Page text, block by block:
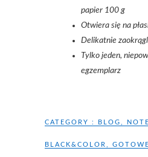
papier 100 g
Otwiera się na
Delikatnie
Tylko jeden,
egzemplarz
CATEGORY : BLOG
BLACK&COLOR